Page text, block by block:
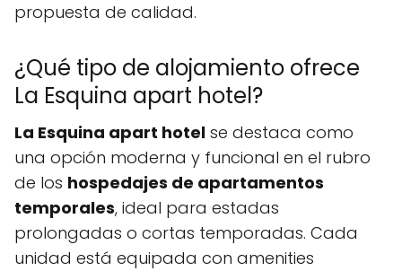
propuesta de calidad.
¿Qué tipo de alojamiento ofrece
La Esquina apart hotel?
La Esquina apart hotel se destaca como
una opción moderna y funcional en el rubro
de los hospedajes de apartamentos
temporales, ideal para estadas
prolongadas o cortas temporadas. Cada
unidad está equipada con amenities